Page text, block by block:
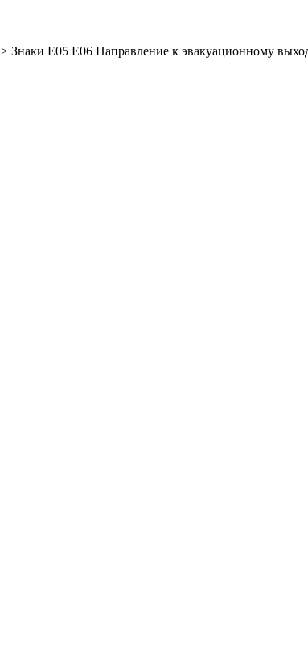
> Знаки Е05 Е06 Направление к эвакуационному